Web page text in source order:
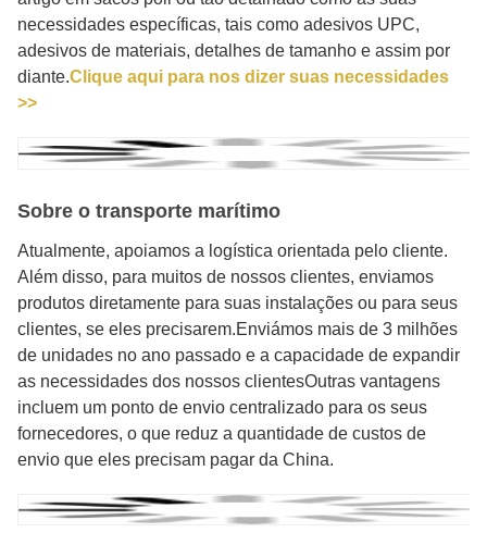
necessidades específicas, tais como adesivos UPC,
adesivos de materiais, detalhes de tamanho e assim por
diante.Clique aqui para nos dizer suas necessidades
>>
Sobre o transporte marítimo
Atualmente, apoiamos a logística orientada pelo cliente.
Além disso, para muitos de nossos clientes, enviamos
produtos diretamente para suas instalações ou para seus
clientes, se eles precisarem.Enviámos mais de 3 milhões
de unidades no ano passado e a capacidade de expandir
as necessidades dos nossos clientesOutras vantagens
incluem um ponto de envio centralizado para os seus
fornecedores, o que reduz a quantidade de custos de
envio que eles precisam pagar da China.